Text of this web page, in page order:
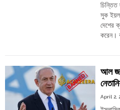
চিন্তিত
সুক ইয়ল
দেশের
করেন।
আল
April 2,